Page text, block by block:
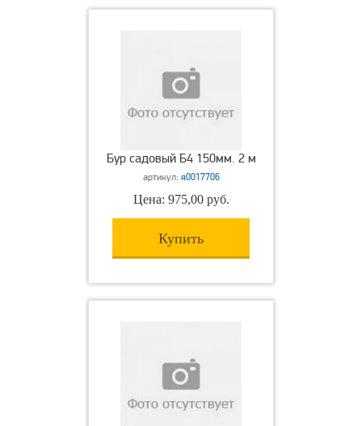
Бур садовый Б4 150мм. 2 м
артикул: я0017706
Цена: 975,00 руб.
Купить